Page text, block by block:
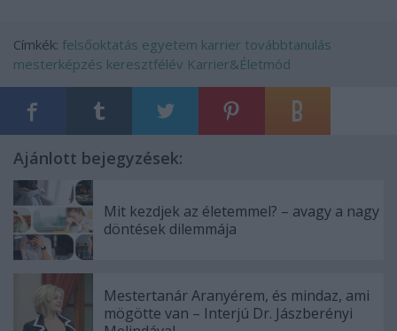
Címkék: felsőoktatás egyetem karrier továbbtanulás
mesterképzés keresztfélév Karrier&Életmód
Ajánlott bejegyzések:
Mit kezdjek az életemmel? – avagy a nagy
döntések dilemmája
Mestertanár Aranyérem, és mindaz, ami
mögötte van – Interjú Dr. Jászberényi